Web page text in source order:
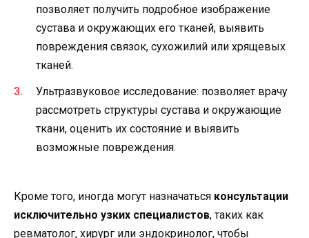
позволяет получить подробное изображение
сустава и окружающих его тканей, выявить
повреждения связок, сухожилий или хрящевых
тканей.
Ультразвуковое исследование: позволяет врачу
рассмотреть структуры сустава и окружающие
ткани, оценить их состояние и выявить
возможные повреждения.
Кроме того, иногда могут назначаться консультации
исключительно узких специалистов, таких как
ревматолог, хирург или эндокринолог, чтобы